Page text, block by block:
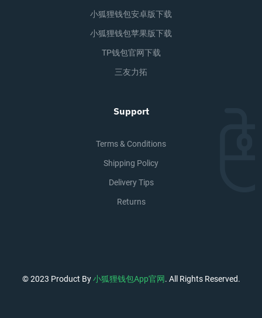
小狐狸钱包安卓版下载
小狐狸钱包苹果版下载
TP钱包官网下载
三友力拓
Support
Terms & Conditions
Shipping Policy
Delivery Tips
Returns
© 2023 Product By小狐狸钱包app官网. All Rights Reserved.